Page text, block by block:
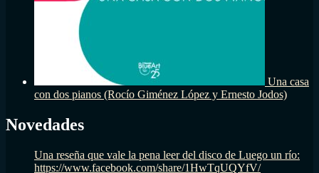
Una casa
con dos pianos (Rocío Giménez López y Ernesto Jodos)
Novedades
Una reseña que vale la pena leer del disco de Luego un río:
https://www.facebook.com/share/1HwTqUQYfV/